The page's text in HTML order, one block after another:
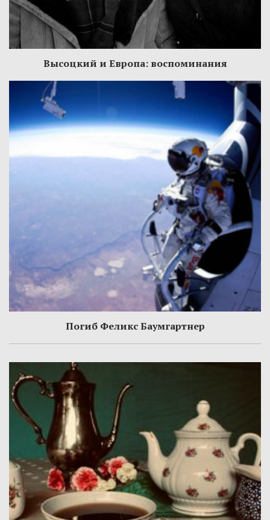
Высоцкий и Европа: воспоминания
Погиб Феликс Баумгартнер